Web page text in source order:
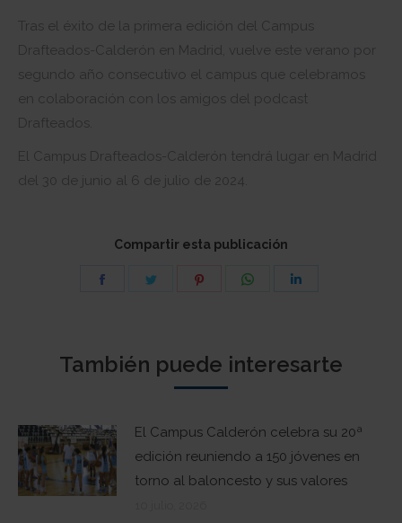
Tras el éxito de la primera edición del Campus
Drafteados-Calderón en Madrid, vuelve este verano por
segundo año consecutivo el campus que celebramos
en colaboración con los amigos del podcast
Drafteados.
El Campus Drafteados-Calderón tendrá lugar en Madrid
del 30 de junio al 6 de julio de 2024.
Compartir esta publicación
Share
Share
También puede interesarte
El Campus Calderón celebra su 20ª
edición reuniendo a 150 jóvenes en
torno al baloncesto y sus valores